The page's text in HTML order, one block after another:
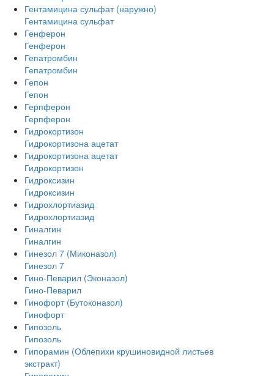
Гентамицина сульфат (наружно)
Гентамицина сульфат
Генферон
Генферон
Гепатромбин
Гепатромбин
Гепон
Гепон
Герпферон
Герпферон
Гидрокортизон
Гидрокортизона ацетат
Гидрокортизона ацетат
Гидрокортизон
Гидроксизин
Гидроксизин
Гидрохлортиазид
Гидрохлортиазид
Гиналгин
Гиналгин
Гинезол 7 (Миконазол)
Гинезол 7
Гино-Певарил (Эконазол)
Гино-Певарил
Гинофорт (Бутоконазол)
Гинофорт
Гипозоль
Гипозоль
Гипорамин (Облепихи крушиновидной листьев
экстракт)